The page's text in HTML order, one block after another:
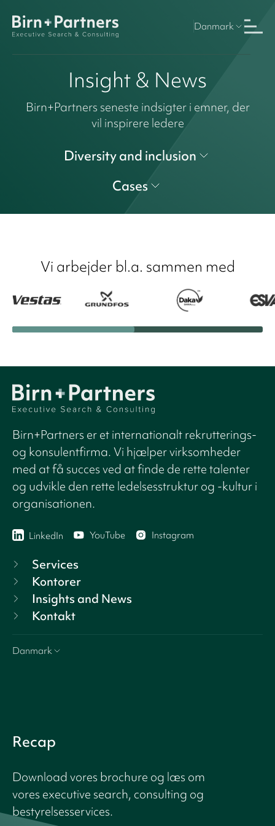
Danmark
Insight & News
Birn+Partners seneste indsigter i emner, der
vil inspirere ledere
Diversity and inclusion
Cases
Vi arbejder bl.a. sammen med
Birn+Partners er et internationalt rekrutterings-
og konsulentfirma. Vi hjælper virksomheder
med at få succes ved at finde de rette talenter
og udvikle den rette ledelsesstruktur og -kultur i
organisationen.
LinkedIn YouTube Instagram
Services
Kontorer
Insights and News
Kontakt
Danmark
Recap
Download vores brochure og læs om
vores executive search, consulting og
bestyrelsesservices.